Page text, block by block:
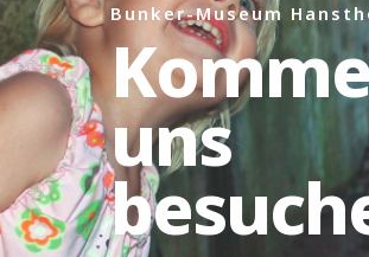
Bunker-Museum
uns